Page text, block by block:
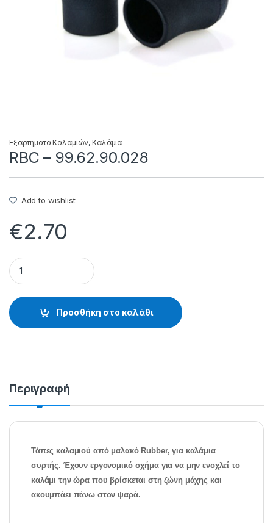
Εξαρτήματα Καλαμιών,Καλάμια
RBC – 99.62.90.028
Add to wishlist
€2.70
RBC - 99.62.90.028 quantity
Προσθήκη στο καλάθι
Περιγραφή
Τάπες καλαμιού από μαλακό Rubber, για καλάμια
συρτής. Έχουν εργονομικό σχήμα για να μην ενοχλεί το
καλάμι την ώρα που βρίσκεται στη ζώνη μάχης και
ακουμπάει πάνω στον ψαρά.